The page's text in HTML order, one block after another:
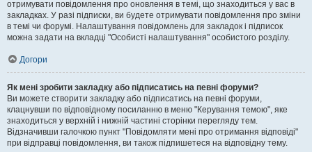
отримувати повідомлення про оновлення в темі, що знаходиться у вас в
закладках. У разі підписки, ви будете отримувати повідомлення про зміни
в темі чи форумі. Налаштування повідомлень для закладок і підписок
можна задати на вкладці "Особисті налаштування" особистого розділу.
Догори
Як мені зробити закладку або підписатись на певні форуми?
Ви можете створити закладку або підписатись на певні форуми,
клацнувши по відповідному посиланню в меню "Керування темою", яке
знаходиться у верхній і нижній частині сторінки перегляду тем.
Відзначивши галочкою пункт "Повідомляти мені про отримання відповіді"
при відправці повідомлення, ви також підпишетеся на відповідну тему.